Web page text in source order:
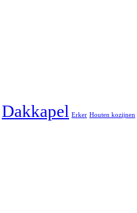
Dakkapel Erker Houten kozijnen